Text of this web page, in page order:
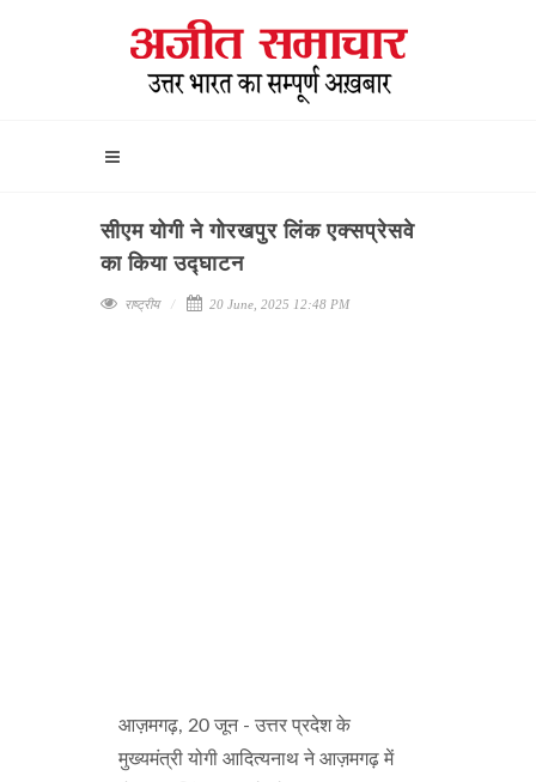
सीएम योगी ने गोरखपुर लिंक एक्सप्रेसवे
का किया उद्घाटन
राष्ट्रीय 20 June, 2025 12:48 PM
आज़मगढ़, 20 जून - उत्तर प्रदेश के
मुख्यमंत्री योगी आदित्यनाथ ने आज़मगढ़ में